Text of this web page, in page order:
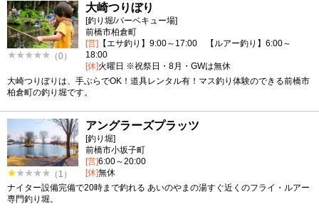
（0）
大崎つりぼり
[釣り堀/バーベキュー場]
前橋市柏倉町
[営] 【エサ釣り】9:00～17:00 【ルアー釣り】6:00～
18:00
[休]火曜日 ※祝祭日・8月・GWは無休
大崎つりぼりは、手ぶらでOK！道具レンタル有！マス釣り体験のできる前橋市
柏倉町の釣り堀です。
（1）
アングラーズプラッツ
[釣り堀]
前橋市小坂子町
[営]6:00～20:00
[休]無休
ナイター設備完備で20時まで釣れる あいのやまの湯すぐ近くのフライ・ルアー
専門釣り堀。